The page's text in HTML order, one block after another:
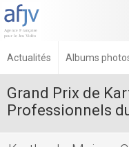
Actualités Albums
Grand Prix de
Professionnels